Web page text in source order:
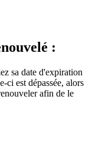
:
sa date d'expiration
ci est dépassée, alors
afin de le